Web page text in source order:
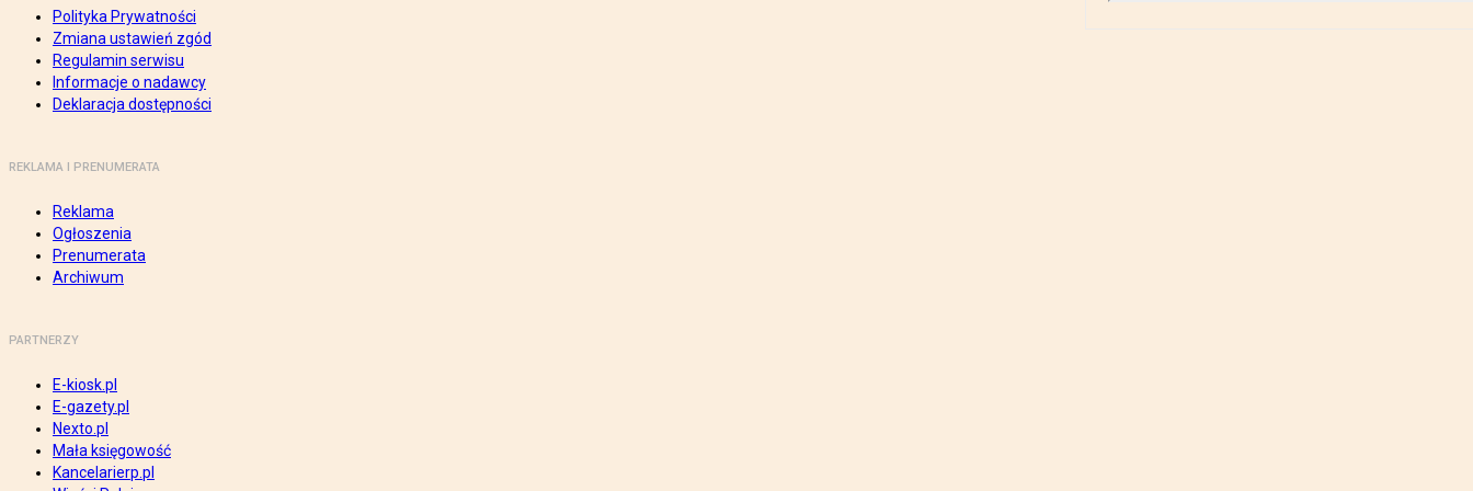
Polityka Prywatności
Zmiana ustawień zgód
Regulamin serwisu
Informacje o nadawcy
Deklaracja dostępności
REKLAMA I PRENUMERATA
Reklama
Ogłoszenia
Prenumerata
Archiwum
PARTNERZY
E-kiosk.pl
E-gazety.pl
Nexto.pl
Mała księgowość
Kancelarierp.pl